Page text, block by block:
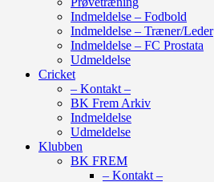
Indmeldelse – Fodbold
Indmeldelse – Træner/Leder
Indmeldelse – FC Prostata
Udmeldelse
Cricket
– Kontakt –
BK Frem Arkiv
Indmeldelse
Udmeldelse
Klubben
BK FREM
– Kontakt –